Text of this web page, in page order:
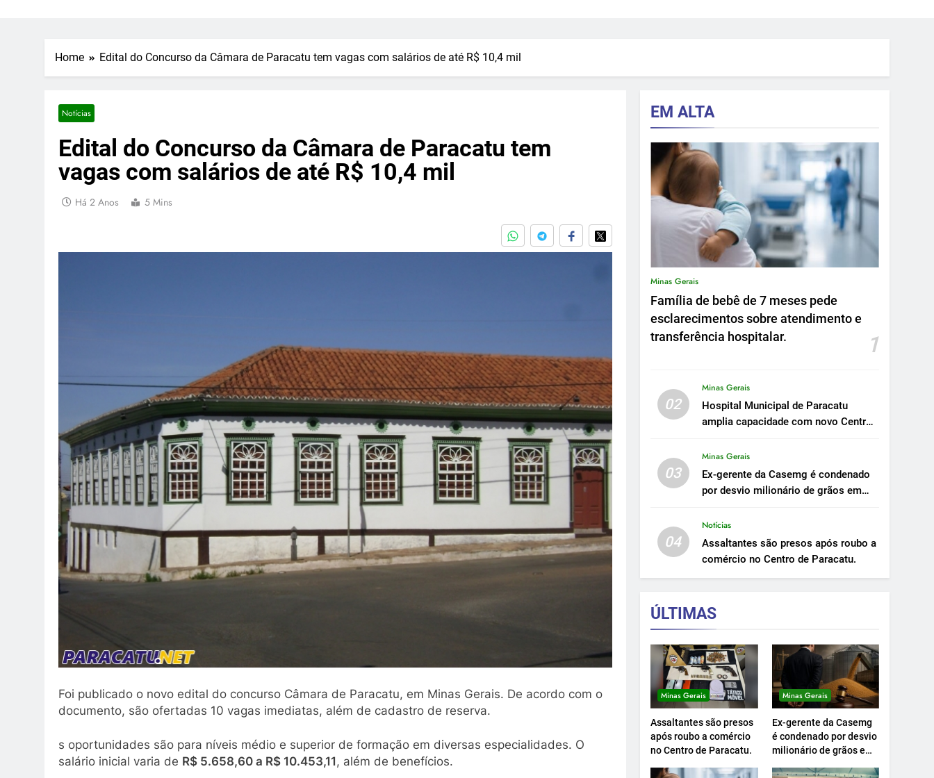
Home Edital do Concurso da Câmara de Paracatu tem vagas com salários de até R$ 10,4 mil
Notícias
Edital do Concurso da Câmara de Paracatu tem
vagas com salários de até R$ 10,4 mil
Há 2 Anos 5 Mins
Foi publicado o novo edital do concurso Câmara de Paracatu, em Minas Gerais. De acordo com o
documento, são ofertadas 10 vagas imediatas, além de cadastro de reserva.
s oportunidades são para níveis médio e superior de formação em diversas especialidades. O
salário inicial varia de R$ 5.658,60 a R$ 10.453,11, além de benefícios.
EM ALTA
Minas Gerais
Família de bebê de 7 meses pede
esclarecimentos sobre atendimento e
transferência hospitalar.
1
02
Minas Gerais
Hospital Municipal de Paracatu
amplia capacidade com novo Centro
03
Minas Gerais
Ex-gerente da Casemg é condenado
por desvio milionário de grãos em
04
Notícias
Assaltantes são presos após roubo a
comércio no Centro de Paracatu.
ÚLTIMAS
Minas Gerais
Assaltantes são presos
após roubo a comércio
no Centro de Paracatu.
Minas Gerais
Ex-gerente da Casemg
é condenado por desvio
milionário de grãos em